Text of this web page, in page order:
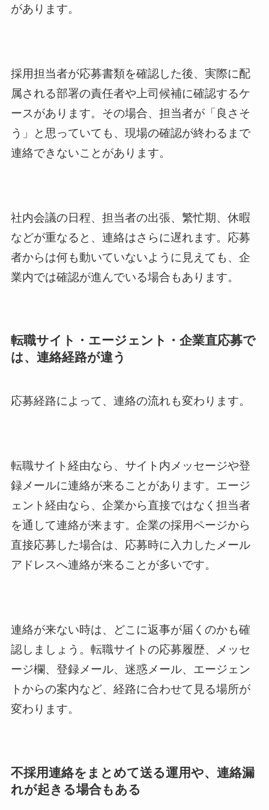
があります。
採用担当者が応募書類を確認した後、実際に配
属される部署の責任者や上司候補に確認するケ
ースがあります。その場合、担当者が「良さそ
う」と思っていても、現場の確認が終わるまで
連絡できないことがあります。
社内会議の日程、担当者の出張、繁忙期、休暇
などが重なると、連絡はさらに遅れます。応募
者からは何も動いていないように見えても、企
業内では確認が進んでいる場合もあります。
転職サイト・エージェント・企業直応募で
は、連絡経路が違う
応募経路によって、連絡の流れも変わります。
転職サイト経由なら、サイト内メッセージや登
録メールに連絡が来ることがあります。エージ
ェント経由なら、企業から直接ではなく担当者
を通して連絡が来ます。企業の採用ページから
直接応募した場合は、応募時に入力したメール
アドレスへ連絡が来ることが多いです。
連絡が来ない時は、どこに返事が届くのかも確
認しましょう。転職サイトの応募履歴、メッセ
ージ欄、登録メール、迷惑メール、エージェン
トからの案内など、経路に合わせて見る場所が
変わります。
不採用連絡をまとめて送る運用や、連絡漏
れが起きる場合もある